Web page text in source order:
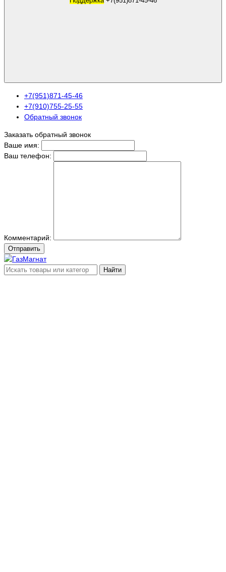
+7(951)871-45-46
+7(910)755-25-55
Обратный звонок
Заказать обратный звонок
Ваше имя:
Ваш телефон:
Комментарий:
Отправить
Найти